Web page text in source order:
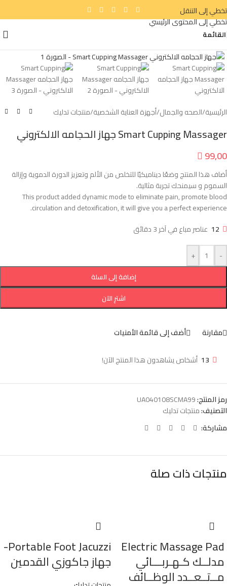
تخطي إلى التنقل
تخطي إلى المحتوى الرئيسي
القائمة
الرئيسية/الصحه والجمال/أجهزة العناية الشخصية/منتجات تدليك
Smart Cupping Massager جهاز الحجامه الالكتروني
99,00
أضاف هذا المنتج وضعًا ديناميكيًا للتخلص من الألم وتعزيز الدورة الدموية وإزالة
السموم و سيمنحك تجربة مثالية.
This product added dynamic mode to eliminate pain, promote blood
circulation and detoxification, it will give you a perfect experience.
12 عناصر مباع في آخر 3 دقائق
-
+
إضافة إلى السلة
اشترِ الآن
مقارنة أضف إلى قائمة الأمنيات
13 أشخاص يشاهدون هذا المنتج الآن!
رمز المنتج:UA040108SCMA99
التصنيف:منتجات تدليك
مشاركة:
منتجات ذات صلة
Electric Massage Pad
مدلــك كـهـربـــائي
مــتــعــدد الوظــائف
Portable Foot Jacuzzi-
جهاز جاكوزي القدمين